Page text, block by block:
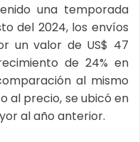
una temporada
del 2024, los envíos
un valor de US$ 47
de 24% en
al mismo
al precio, se ubicó en
al año anterior.